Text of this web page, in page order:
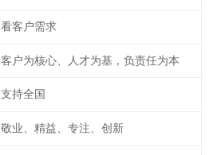
看客户需求
客户为核心、人才为基，负责任为本
支持全国
敬业、精益、专注、创新